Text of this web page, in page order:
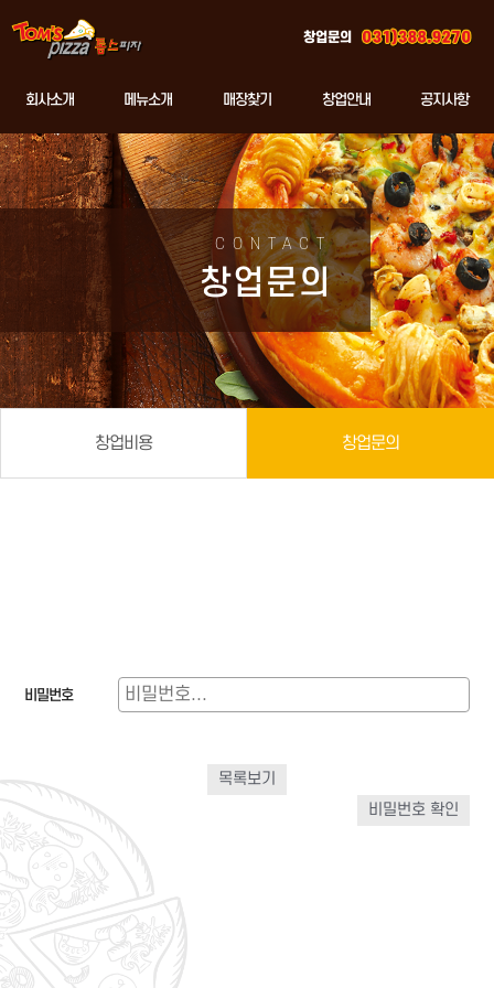
회사소개 메뉴소개 매장찾기 창업안내 공지사항
창업문의
CONTACT
창업문의
창업비용 창업문의
비밀번호
목록보기
비밀번호 확인